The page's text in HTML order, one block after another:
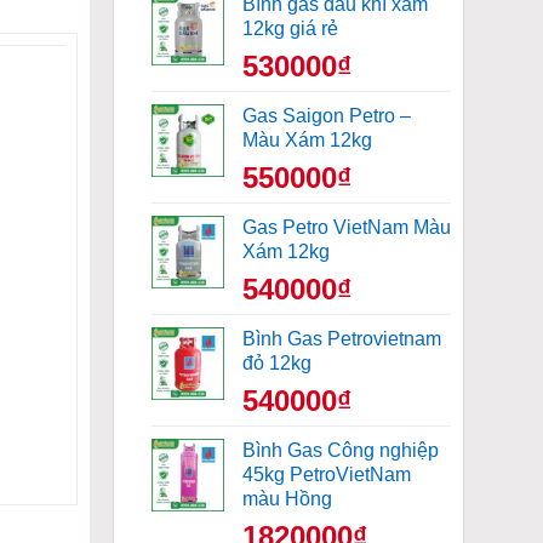
12kg giá rẻ
530000₫
Gas Saigon Petro –
Màu Xám 12kg
550000₫
Gas Petro VietNam Màu
Xám 12kg
540000₫
Bình Gas Petrovietnam
đỏ 12kg
540000₫
Bình Gas Công nghiệp
45kg PetroVietNam
màu Hồng
1820000₫